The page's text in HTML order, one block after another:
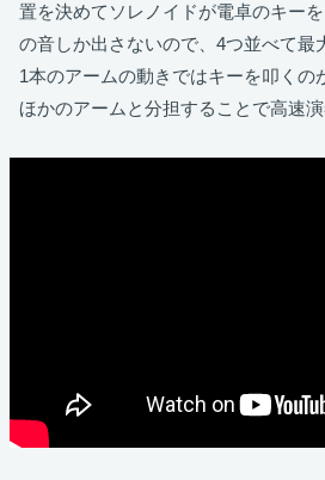
置を決めてソレノイドが電卓のキー
の音しか出さないので、4つ並べて最
1本のアームの動きではキーを叩くの
ほかのアームと分担することで高速演